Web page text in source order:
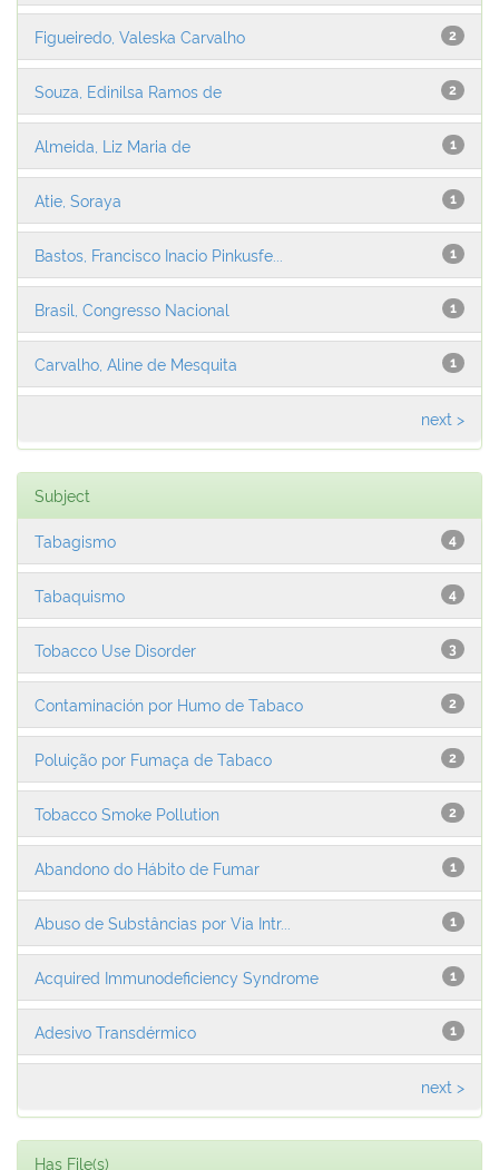
2
Figueiredo, Valeska Carvalho
2
Souza, Edinilsa Ramos de
1
Almeida, Liz Maria de
1
Atie, Soraya
1
Bastos, Francisco Inacio Pinkusfe...
1
Brasil, Congresso Nacional
1
Carvalho, Aline de Mesquita
next >
Subject
4
Tabagismo
4
Tabaquismo
3
Tobacco Use Disorder
2
Contaminación por Humo de Tabaco
2
Poluição por Fumaça de Tabaco
2
Tobacco Smoke Pollution
1
Abandono do Hábito de Fumar
1
Abuso de Substâncias por Via Intr...
1
Acquired Immunodeficiency Syndrome
1
Adesivo Transdérmico
next >
Has File(s)